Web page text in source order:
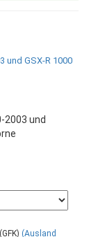
2003 und
(Ausland